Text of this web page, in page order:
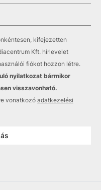
kifejezetten
Kft. hírlevelet
fiókot hozzon létre.
nyilatkozat bármikor
visszavonható.
vonatkozó adatkezelési